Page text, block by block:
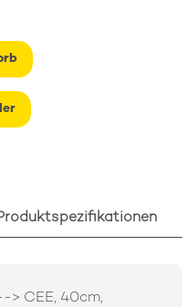
> CEE, 40cm,